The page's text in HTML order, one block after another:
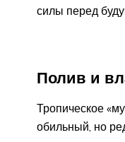
силы перед
Полив и
Тропическое
обильный, но